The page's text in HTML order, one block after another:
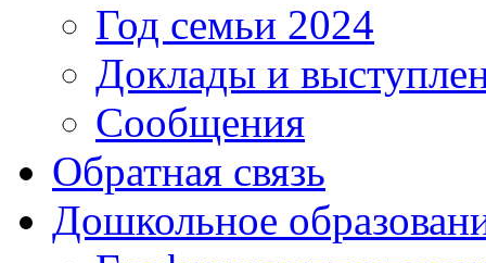
Год семьи 2024
Доклады и
Сообщения
Обратная связь
Дошкольное